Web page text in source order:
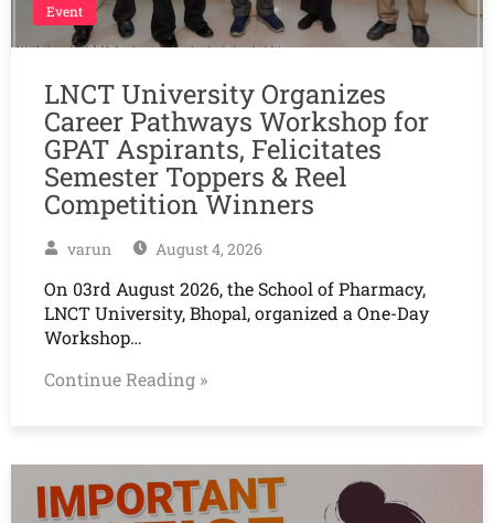
Event
LNCT University Organizes
Career Pathways Workshop for
GPAT Aspirants, Felicitates
Semester Toppers & Reel
Competition Winners
varun August 4, 2026
On 03rd August 2026, the School of Pharmacy,
LNCT University, Bhopal, organized a One-Day
Workshop…
Continue Reading »